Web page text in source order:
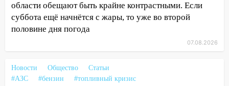
16:12 В Ульяновском госуниверситете
разработают отечественный прибор для
цифровой ПЦР
клуба «Рекорд-Fitness»
области обещают быть крайне контрастными. Если
суббота ещё начнётся с жары, то уже во второй
половине дня погода
07.08.2026
Новости Общество
Статьи
#АЗС
#бензин #топливный кризис